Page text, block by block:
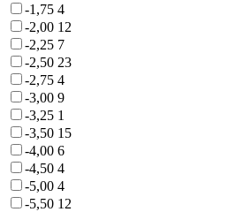
-1,75 4
-2,00 12
-2,25 7
-2,50 23
-2,75 4
-3,00 9
-3,25 1
-3,50 15
-4,00 6
-4,50 4
-5,00 4
-5,50 12